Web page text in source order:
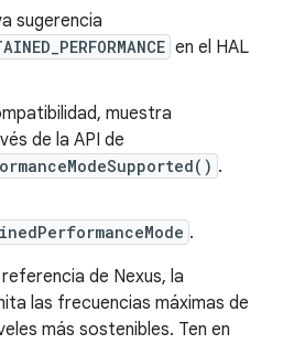
sugerencia
en el HAL
muestra
de la API de
.
.
de Nexus, la
las frecuencias máximas de
más sostenibles. Ten en